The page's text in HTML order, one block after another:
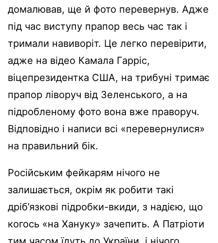
домалював, ще й фото перевернув. Адже
під час виступу прапор весь час так і
тримали навиворіт. Це легко перевірити,
адже на відео Камала Гарріс,
віцепрезидентка США, на трибуні тримає
прапор ліворуч від Зеленського, а на
підробленому фото вона вже праворуч.
Відповідно і написи всі «перевернулися»
на правильний бік.
Російським фейкарям нічого не
залишається, окрім як робити такі
дріб’язкові підробки-вкиди, з надією, що
когось «на Хануку» зачепить. А Патріоти